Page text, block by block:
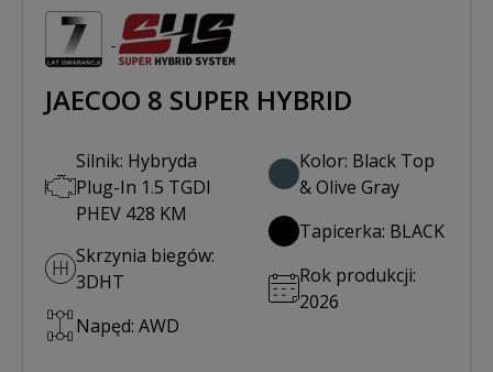
JAECOO 8 SUPER HYBRID
Silnik: Hybryda
Plug-In 1.5 TGDI
PHEV 428 KM
Skrzynia biegów:
3DHT
Napęd: AWD
Kolor: Black Top
& Olive Gray
Tapicerka: BLACK
Rok produkcji:
2026